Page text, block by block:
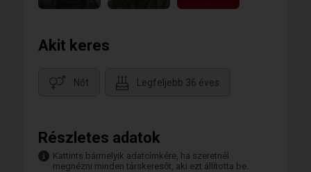
Akit keres
Nőt Legfeljebb 36 éves
Részletes adatok
Kattints bármelyik adatcímkére, ha szeretnél
megnézni minden társkeresőt, aki ezt állította be.